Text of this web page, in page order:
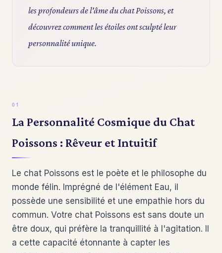
les profondeurs de l'âme du chat Poissons, et
découvrez comment les étoiles ont sculpté leur
personnalité unique.
La Personnalité Cosmique du Chat
Poissons : Rêveur et Intuitif
Le chat Poissons est le poète et le philosophe du
monde félin. Imprégné de l'élément Eau, il
possède une sensibilité et une empathie hors du
commun. Votre chat Poissons est sans doute un
être doux, qui préfère la tranquillité à l'agitation. Il
a cette capacité étonnante à capter les